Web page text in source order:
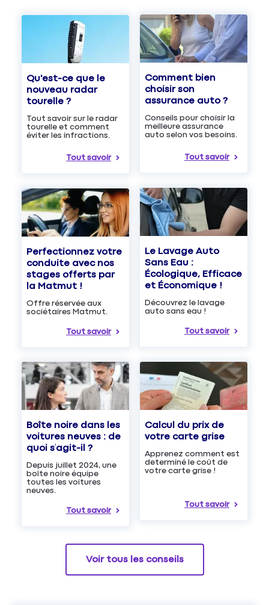
Qu'est-ce que le
nouveau radar
tourelle ?
Tout savoir sur le radar
tourelle et comment
éviter les infractions.
Tout savoir
Comment bien
choisir son
assurance auto ?
Conseils pour choisir la
meilleure assurance
auto selon vos besoins.
Tout savoir
Perfectionnez votre
conduite avec nos
stages offerts par
la Matmut !
Offre réservée aux
sociétaires Matmut.
Tout savoir
Le Lavage Auto
Sans Eau :
Écologique, Efficace
et Économique !
Découvrez le lavage
auto sans eau !
Tout savoir
Boîte noire dans les
voitures neuves : de
quoi s’agit-il ?
Depuis juillet 2024, une
boîte noire équipe
toutes les voitures
neuves.
Tout savoir
Calcul du prix de
votre carte grise
Apprenez comment est
determiné le coût de
votre carte grise !
Tout savoir
Voir tous les conseils